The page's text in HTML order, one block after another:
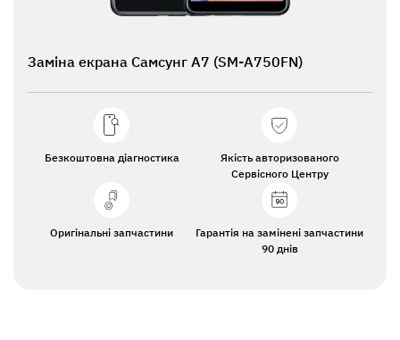
Заміна екрана Самсунг А7 (SM-A750FN)
Безкоштовна діагностика
Якість авторизованого
Сервісного Центру
Оригінальні запчастини
Гарантія на замінені запчастини
90 днів